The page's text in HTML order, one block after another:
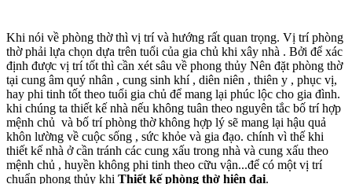
Khi nói về phòng thờ thì vị trí và hướng rất quan trọng. Vị trí phòng
thờ phải lựa chọn dựa trên tuổi của gia chủ khi xây nhà . Bởi để xác
định được vị trí tốt thì cần xét sâu về phong thủy Nên đặt phòng thờ
tại cung âm quý nhân , cung sinh khí , diên niên , thiên y , phục vị,
hay phi tinh tốt theo tuổi gia chủ để mang lại phúc lộc cho gia đình.
khi chúng ta thiết kế nhà nếu không tuân theo nguyên tắc bố trí hợp
mệnh chủ và bố trí phòng thờ không hợp lý sẽ mang lại hậu quả
khôn lường về cuộc sống , sức khỏe và gia đạo. chính vì thế khi
thiết kế nhà ở cần tránh các cung xấu trong nhà và cung xấu theo
mệnh chủ , huyền không phi tinh theo cữu vận...để có một vị trí
chuẩn phong thủy khi Thiết kế phòng thờ hiện đại.